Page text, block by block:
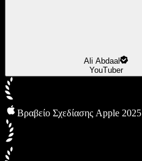
Ali Abdaal
YouTuber
Βραβείο Σχεδίασης Apple 2025